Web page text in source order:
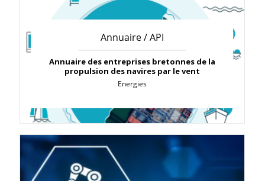
Annuaire / API
Annuaire des entreprises bretonnes de la
propulsion des navires par le vent
Energies